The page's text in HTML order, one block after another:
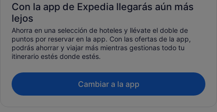
Con la app de Expedia llegarás aún más
lejos
Ahorra en una selección de hoteles y llévate el doble de
puntos por reservar en la app. Con las ofertas de la app,
podrás ahorrar y viajar más mientras gestionas todo tu
itinerario estés donde estés.
Cambiar a la app